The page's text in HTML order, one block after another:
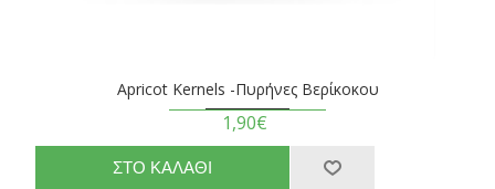
Apricot Kernels -Πυρήνες Βερίκοκου
1,90€